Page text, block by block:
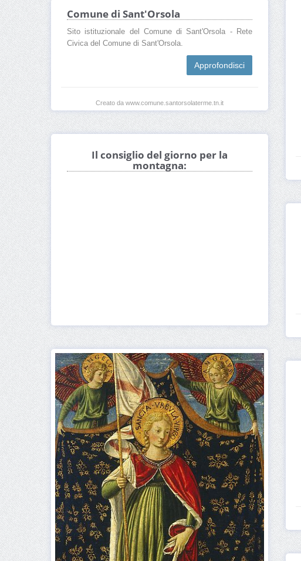
Comune di Sant'Orsola
Sito istituzionale del Comune di Sant'Orsola - Rete
Civica del Comune di Sant'Orsola.
Approfondisci
Creato da www.comune.santorsolaterme.tn.it
Il consiglio del giorno per la
montagna: